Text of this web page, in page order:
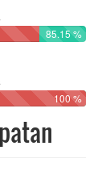
85.15 %
100 %